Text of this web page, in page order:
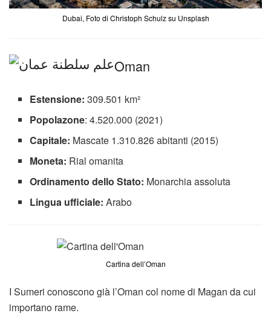
Dubai, Foto di Christoph Schulz su Unsplash
Oman
Estensione: 309.501 km²
Popolazone: 4.520.000 (2021)
Capitale: Mascate 1.310.826 abitanti (2015)
Moneta: Rial omanita
Ordinamento dello Stato: Monarchia assoluta
Lingua ufficiale: Arabo
Cartina dell’Oman
I Sumeri conoscono già l’Oman col nome di Magan da cui
importano rame.